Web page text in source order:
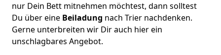
nur Dein Bett mitnehmen möchtest, dann solltest
Du über eine Beiladung nach Trier nachdenken.
Gerne unterbreiten wir Dir auch hier ein
unschlagbares Angebot.